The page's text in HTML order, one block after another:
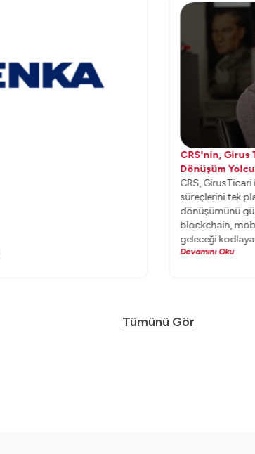
CRS'nin, Girus
Dönüşüm
CRS,
süreçlerini tek
dönüşümünü
blockchain,
geleceği
rotasını daima
Devamını Oku
Tümünü Gör